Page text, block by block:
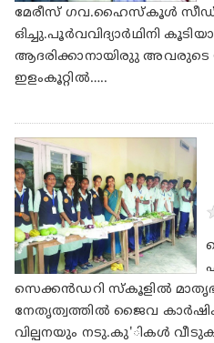
മേരീസ് ഗവ.ഹൈസ്‌കൂള്‍
ഒിച്ചു.പൂര്‍വവിദ്യാര്‍ഥിനി
ആദരിക്കാനായിരുു അവരുടെ
ഇളംകൂറ്റില്‍…..
സെക്കന്‍ഡറി സ്‌കൂളില്‍
നേതൃത്വത്തില്‍ ജൈവ
വില്പനയും നടു.കു'ികള്‍